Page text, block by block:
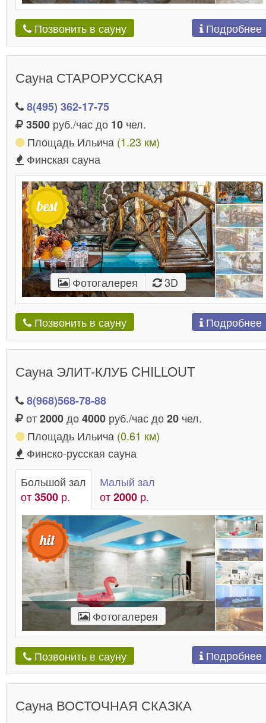
Позвонить в сауну Подробнее
Сауна СТАРОРУССКАЯ
8(495) 362-17-75
3500 руб./час до 10 чел.
Площадь Ильича (1.23 км)
Финская сауна
Фотогалерея 3D
Позвонить в сауну Подробнее
Сауна ЭЛИТ-КЛУБ CHILLOUT
8(968)568-78-88
от2000до4000 руб./час до20 чел.
Площадь Ильича (0.61 км)
Финско-русская сауна
Большой зал
от3500 р.
Малый зал
от2000 р.
Фотогалерея
Позвонить в сауну Подробнее
Сауна ВОСТОЧНАЯ СКАЗКА